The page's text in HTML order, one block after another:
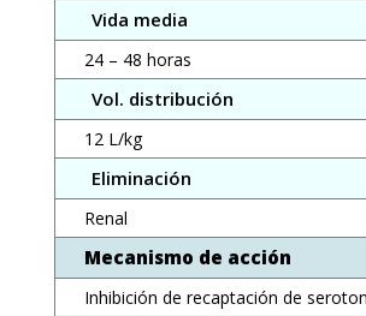
Vida media
24 – 48 horas
Vol. distribución
12 L/kg
Eliminación
Renal
Mecanismo de acción
Inhibición de recaptación de